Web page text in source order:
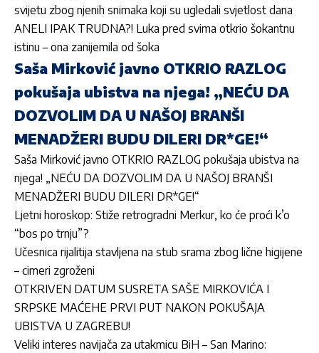
svijetu zbog njenih snimaka koji su ugledali svjetlost dana
ANELI IPAK TRUDNA?! Luka pred svima otkrio šokantnu
istinu – ona zanijemila od šoka
Saša Mirković javno OTKRIO RAZLOG
pokušaja ubistva na njega! „NEĆU DA
DOZVOLIM DA U NAŠOJ BRANŠI
MENADŽERI BUDU DILERI DR*GE!“
Saša Mirković javno OTKRIO RAZLOG pokušaja ubistva na
njega! „NEĆU DA DOZVOLIM DA U NAŠOJ BRANŠI
MENADŽERI BUDU DILERI DR*GE!“
Ljetni horoskop: Stiže retrogradni Merkur, ko će proći k’o
“bos po trnju”?
Učesnica rijalitija stavljena na stub srama zbog lične higijene
– cimeri zgroženi
OTKRIVEN DATUM SUSRETA SAŠE MIRKOVIĆA I
SRPSKE MAĆEHE PRVI PUT NAKON POKUŠAJA
UBISTVA U ZAGREBU!
Veliki interes navijača za utakmicu BiH – San Marino: